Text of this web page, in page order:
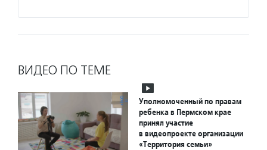
ВИДЕО ПО ТЕМЕ
Уполномоченный по правам
ребенка в Пермском крае
принял участие
в видеопроекте организации
«Территория семьи»